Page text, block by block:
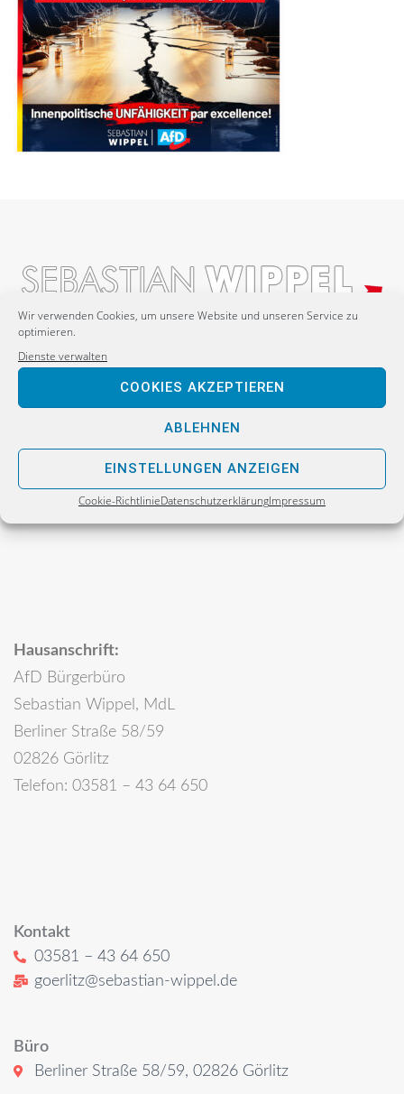
Wir verwenden Cookies, um unsere Website und unseren Service zu
optimieren.
Dienste verwalten
COOKIES AKZEPTIEREN
ABLEHNEN
EINSTELLUNGEN ANZEIGEN
Cookie-RichtlinieDatenschutzerklärungImpressum
Postanschrift:
Sebastian Wippel
Alternative für Deutschland
Bürgerbüro
Postfach 30 06 17
02811 Görlitz
Hausanschrift:
AfD Bürgerbüro
Sebastian Wippel, MdL
Berliner Straße 58/59
02826 Görlitz
Telefon: 03581 – 43 64 650
Kontakt
03581 – 43 64 650
goerlitz@sebastian-wippel.de
Büro
Berliner Straße 58/59, 02826 Görlitz